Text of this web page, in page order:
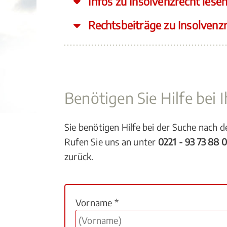
Rechtsbeiträge zu
Benötigen Sie Hilfe bei
Sie benötigen Hilfe bei der Suche nach
Rufen Sie uns an unter 0221 - 93 73 88
zurück.
Vorname *